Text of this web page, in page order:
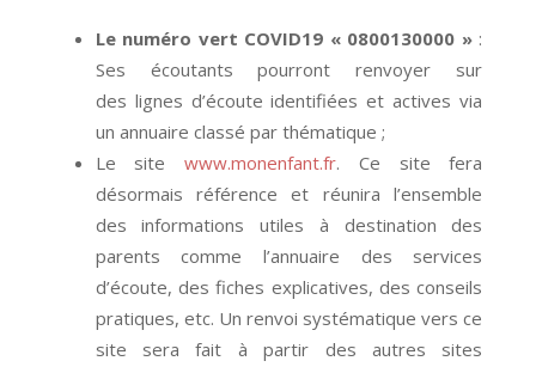
Le numéro vert COVID19 « 0800130000 »:
Ses écoutants pourront renvoyer sur
des lignes d’écoute identifiées et actives via
un annuaire classé par thématique ;
Le site www.monenfant.fr. Ce site fera
désormais référence et réunira l’ensemble
des informations utiles à destination des
parents comme l’annuaire des services
d’écoute, des fiches explicatives, des conseils
pratiques, etc. Un renvoi systématique vers ce
site sera fait à partir des autres sites